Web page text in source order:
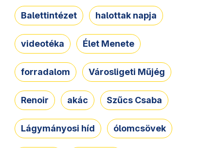
Balettintézet halottak napja
videotéka Élet Menete
forradalom Városligeti Műjég
Renoir akác Szűcs Csaba
Lágymányosi híd ólomcsövek